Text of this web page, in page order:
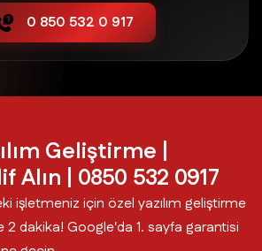
0 850 532 0 917
Geliştirme |
Alın | 0850 532 0917
işletmeniz için özel yazılım geliştirme
dakika! Google'da 1. sayfa garantisi